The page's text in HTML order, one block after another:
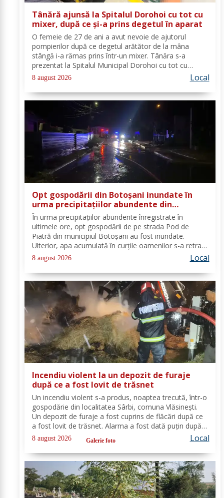
Tânără ajunsă la Spitalul Dorohoi cu tot cu
mixer, după ce și-a prins degetul în aparat
O femeie de 27 de ani a avut nevoie de ajutorul
pompierilor după ce degetul arătător de la mâna
stângă i-a rămas prins într-un mixer. Tânăra s-a
prezentat la Spitalul Municipal Dorohoi cu tot cu
aparatul electrocasnic, iar medicii au solicitat
intervenția salvatorilor. Pompierii din cadrul...
8 august 2026 Local
Opt gospodării din Botoșani inundate în
urma precipitațiilor abundente din
ultimele ore
În urma precipitațiilor abundente înregistrate în
ultimele ore, opt gospodării de pe strada Pod de
Piatră din municipiul Botoșani au fost inundate.
Ulterior, apa acumulată în curțile oamenilor s-a retras
pe carosabil. Pentru evacuarea apei, pompierii militari
din cadrul Detașamentului Botoșani au...
8 august 2026 Local
Incendiu violent la un depozit de furaje
după ce a fost lovit de trăsnet
Un incendiu violent s-a produs, noaptea trecută, într-o
gospodărie din localitatea Sârbi, comuna Vlăsinești.
Un depozit de furaje a fost cuprins de flăcări după ce
a fost lovit de trăsnet. Alarma a fost dată puțin după
ora 22:00. La caz s-au deplasat, în cel mai scurt timp,
pompierii din cadrul...
8 august 2026 Galerie foto Local